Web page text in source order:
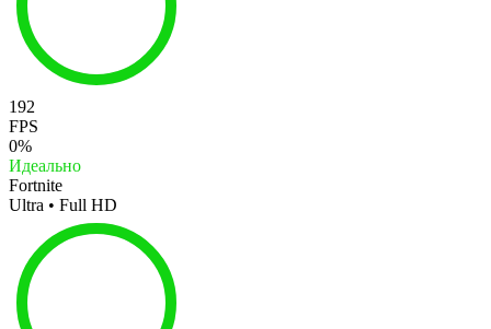
192
FPS
0%
Идеально
Fortnite
Ultra • Full HD